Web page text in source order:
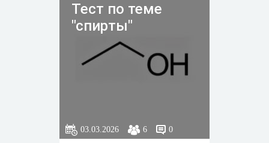
Тест по теме
"спирты"
03.03.2026 6 0